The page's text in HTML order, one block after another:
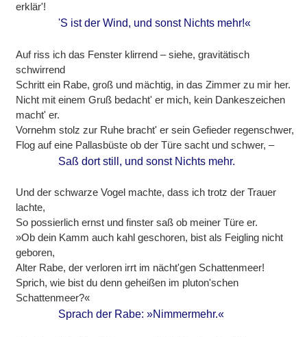
erklär'!
'S ist der Wind, und sonst Nichts mehr!«
Auf riss ich das Fenster klirrend – siehe, gravitätisch
schwirrend
Schritt ein Rabe, groß und mächtig, in das Zimmer zu mir her.
Nicht mit einem Gruß bedacht' er mich, kein Dankeszeichen
macht' er.
Vornehm stolz zur Ruhe bracht' er sein Gefieder regenschwer,
Flog auf eine Pallasbüste ob der Türe sacht und schwer, –
Saß dort still, und sonst Nichts mehr.
Und der schwarze Vogel machte, dass ich trotz der Trauer
lachte,
So possierlich ernst und finster saß ob meiner Türe er.
»Ob dein Kamm auch kahl geschoren, bist als Feigling nicht
geboren,
Alter Rabe, der verloren irrt im nächt'gen Schattenmeer!
Sprich, wie bist du denn geheißen im pluton'schen
Schattenmeer?«
Sprach der Rabe: »Nimmermehr.«